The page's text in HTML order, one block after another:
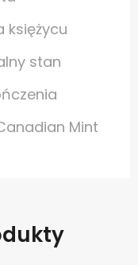
księżycu
stan
Mint